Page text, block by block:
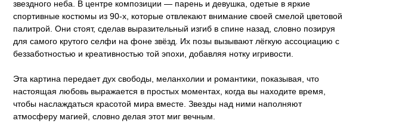
звездного неба. В центре композиции — парень и девушка, одетые в яркие
спортивные костюмы из 90-х, которые отвлекают внимание своей смелой цветовой
палитрой. Они стоят, сделав выразительный изгиб в спине назад, словно позируя
для самого крутого селфи на фоне звёзд. Их позы вызывают лёгкую ассоциацию с
беззаботностью и креативностью той эпохи, добавляя нотку игривости.
Эта картина передает дух свободы, меланхолии и романтики, показывая, что
настоящая любовь выражается в простых моментах, когда вы находите время,
чтобы наслаждаться красотой мира вместе. Звезды над ними наполняют
атмосферу магией, словно делая этот миг вечным.